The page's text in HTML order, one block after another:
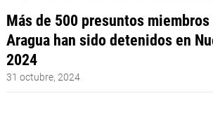
Más de 500 presuntos miembros
Aragua han sido detenidos en
2024
31 octubre, 2024